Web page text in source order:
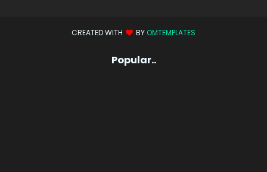
CREATED WITH BY OMTEMPLATES
Popular..